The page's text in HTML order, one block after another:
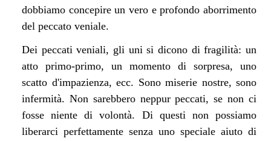
dobbiamo concepire un vero e profondo aborrimento
del peccato veniale.
Dei peccati veniali, gli uni si dicono di fragilità: un
atto primo-primo, un momento di sorpresa, uno
scatto d'impazienza, ecc. Sono miserie nostre, sono
infermità. Non sarebbero neppur peccati, se non ci
fosse niente di volontà. Di questi non possiamo
liberarci perfettamente senza uno speciale aiuto di